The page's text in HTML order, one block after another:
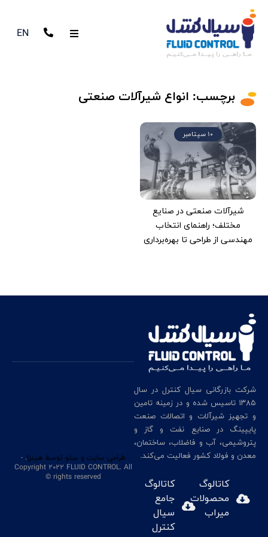
EN
برچسب: انواع شیرآلات صنعتی
10 سپتامبر
شیرآلات صنعتی در صنایع
مختلف؛ راهنمای انتخاب
مهندسی از طراحی تا بهره‌برداری
شرکت بازرگانی سیال کنترل در سال
۱۳۸۵ تاسیس شده و در زمینه تامین
و تجهیز شیرآلات و اتصالات صنعت
پایپینگ در صنایع نفت و گاز و
پتروشیمی، آب و فاضلاب، ساختمان،
معدن و فولاد کشور فعالیت می‌کند.
کاتالوگ
محصولات
میراب
کاتالوگ
جامع
سیال
کنترل
طراحی سایت و سئو توسط هینزا. -
Copyright 2022 FLUID CONTROL. All
rights reserved ©